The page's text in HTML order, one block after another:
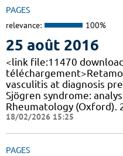
PAGES
relevance: 100%
25 août 2016
<link file:11470
vasculitis at diagnosis
Sjögren syndrome:
Rheumatology (Oxford).
18/02/2026 15:25
PAGES